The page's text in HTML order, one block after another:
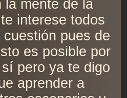
la mente de la
interese todos
pues de
es posible por
pero ya te digo
aprender a